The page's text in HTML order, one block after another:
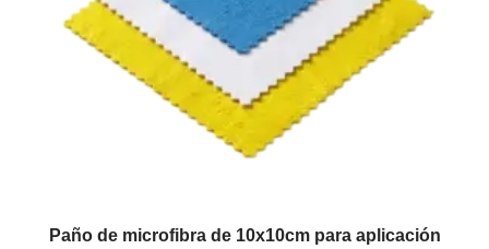
Paño de microfibra de 10x10cm para aplicación